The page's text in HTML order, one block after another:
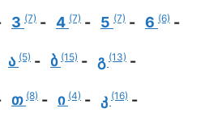
3 (7) 4 (7) 5 (7) 6 (6)
ა (5) ბ (15) გ (13)
თ (8) ი (4) კ (16)